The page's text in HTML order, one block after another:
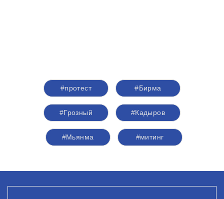
#протест #Бирма
#Грозный #Кадыров
#Мьянма #митинг